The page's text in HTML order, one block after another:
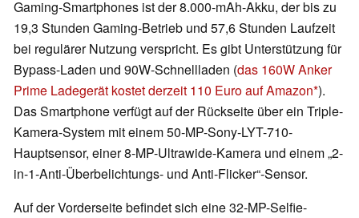
Gaming-Smartphones ist der 8.000-mAh-Akku, der bis zu
19,3 Stunden Gaming-Betrieb und 57,6 Stunden Laufzeit
bei regulärer Nutzung verspricht. Es gibt Unterstützung für
Bypass-Laden und 90W-Schnellladen (das 160W Anker
Prime Ladegerät kostet derzeit 110 Euro auf Amazon ).
Das Smartphone verfügt auf der Rückseite über ein Triple-
Kamera-System mit einem 50-MP-Sony-LYT-710-
Hauptsensor, einer 8-MP-Ultrawide-Kamera und einem „2-
in-1-Anti-Überbelichtungs- und Anti-Flicker“-Sensor.
Auf der Vorderseite befindet sich eine 32-MP-Selfie-